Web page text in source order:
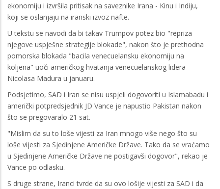
ekonomiju i izvršila pritisak na saveznike Irana - Kinu i Indiju,
koji se oslanjaju na iranski izvoz nafte.
U tekstu se navodi da bi takav Trumpov potez bio "repriza
njegove uspješne strategije blokade", nakon što je prethodna
pomorska blokada "bacila venecuelansku ekonomiju na
koljena" uoči američkog hvatanja venecuelanskog lidera
Nicolasa Madura u januaru.
Podsjetimo, SAD i Iran se nisu uspjeli dogovoriti u Islamabadu i
američki potpredsjednik JD Vance je napustio Pakistan nakon
što se pregovaralo 21 sat.
"Mislim da su to loše vijesti za Iran mnogo više nego što su
loše vijesti za Sjedinjene Američke Države. Tako da se vraćamo
u Sjedinjene Američke Države ne postigavši dogovor", rekao je
Vance po odlasku.
S druge strane, Iranci tvrde da su ovo lošije vijesti za SAD i da